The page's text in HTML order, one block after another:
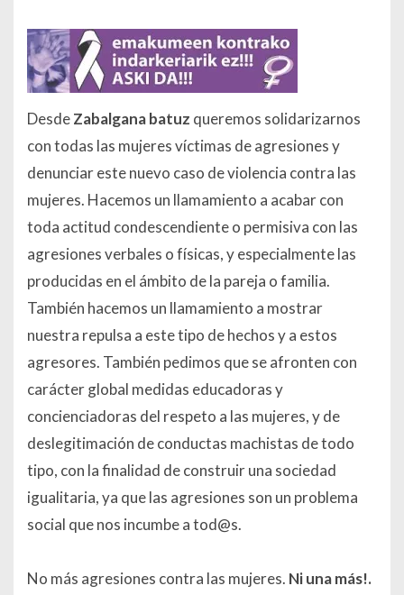
DesdeZabalgana batuz queremos solidarizarnos
con todas las mujeres víctimas de agresiones y
denunciar este nuevo caso de violencia contra las
mujeres. Hacemos un llamamiento a acabar con
toda actitud condescendiente o permisiva con las
agresiones verbales o físicas, y especialmente las
producidas en el ámbito de la pareja o familia.
También hacemos un llamamiento a mostrar
nuestra repulsa a este tipo de hechos y a estos
agresores. También pedimos que se afronten con
carácter global medidas educadoras y
concienciadoras del respeto a las mujeres, y de
deslegitimación de conductas machistas de todo
tipo, con la finalidad de construir una sociedad
igualitaria, ya que las agresiones son un problema
social que nos incumbe a tod@s.
No más agresiones contra las mujeres. Ni una más!.